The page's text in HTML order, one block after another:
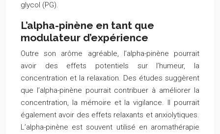
glycol (PG).
L’alpha-pinène en tant que
modulateur d’expérience
Outre son arôme agréable, l’alpha-pinène pourrait
avoir des effets potentiels sur l’humeur, la
concentration et la relaxation. Des études suggèrent
que l’alpha-pinène pourrait contribuer à améliorer la
concentration, la mémoire et la vigilance. Il pourrait
également avoir des effets relaxants et anxiolytiques.
L’alpha-pinène est souvent utilisé en aromathérapie